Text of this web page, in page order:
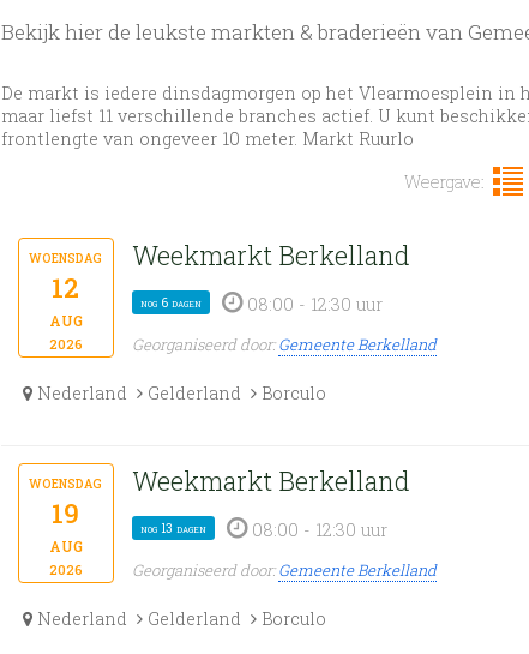
Bekijk hier de leukste markten & braderieën van
De markt is iedere dinsdagmorgen op het Vlearmoesplein in
maar liefst 11 verschillende branches actief. U kunt
frontlengte van ongeveer 10 meter. Markt Ruurlo
Weergave:
woensdag
12
aug
2026
Weekmarkt Berkelland
nog 6 dagen 08:00 - 12:30 uur
Georganiseerd door:Gemeente Berkelland
Nederland Gelderland Borculo
woensdag
19
aug
2026
Weekmarkt Berkelland
nog 13 dagen 08:00 - 12:30 uur
Georganiseerd door:Gemeente Berkelland
Nederland Gelderland Borculo